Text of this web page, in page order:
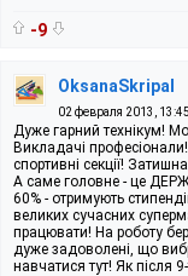
-9
OksanaSkripal
02 февраля 2013, 13:45
Дуже гарний технікум!
Викладачі
спортивні секції!
А саме головне - це
60% - отримують
великих сучасних
працювати! На роботу
дуже задоволені, що
навчатися тут! Як після